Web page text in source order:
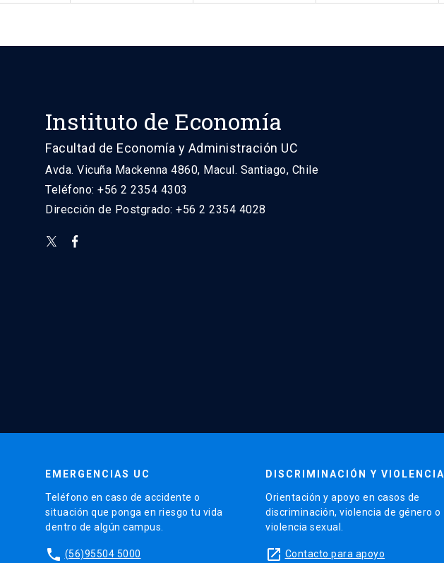
Instituto de Economía
Facultad de Economía y Administración UC
Avda. Vicuña Mackenna 4860, Macul. Santiago, Chile
Teléfono: +56 2 2354 4303
Dirección de Postgrado: +56 2 2354 4028
EMERGENCIAS UC
Teléfono en caso de accidente o
situación que ponga en riesgo tu vida
dentro de algún campus.
phone (56)95504 5000
DISCRIMINACIÓN Y VIOLENCIA
Orientación y apoyo en casos de
discriminación, violencia de género o
violencia sexual.
launch Contacto para apoyo